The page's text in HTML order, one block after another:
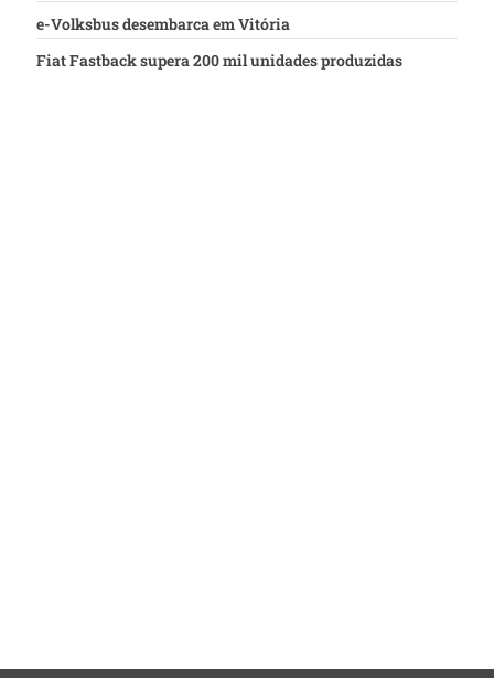
e-Volksbus desembarca em Vitória
Fiat Fastback supera 200 mil unidades produzidas